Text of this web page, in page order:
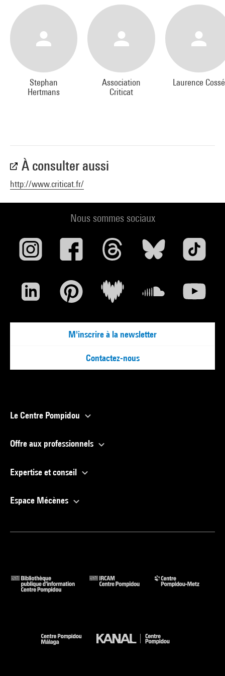
Pour recevoir les annonces de nos soirées :
Christine Bolron : paroleaucentre@centrepompidou.fr
Stephan
Hertmans
Association
Criticat
Laurence Cossé
À consulter aussi
http://www.criticat.fr/
Nous sommes sociaux
M'inscrire à la newsletter
Contactez-nous
Le Centre Pompidou
Offre aux professionnels
Expertise et conseil
Espace Mécènes